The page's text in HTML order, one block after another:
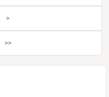
>
>>